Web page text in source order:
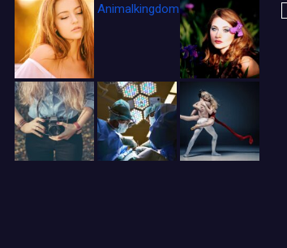
Animalkingdom_FichaCine